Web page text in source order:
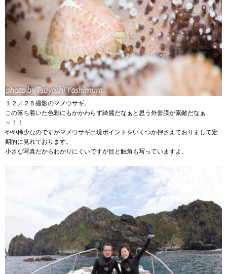
１２／２５撮影のマメウサギ。
この落ち着いた色彩にもかかわらず綺麗だなぁと思う外套膜が素敵だなぁ
～！！
やや稀少なのですがマメウサギ出現ポイントをいくつか押さえておりまして定
期的に見れております。
小さな写真だからわかりにくいですが目と触角も写っていますよ。